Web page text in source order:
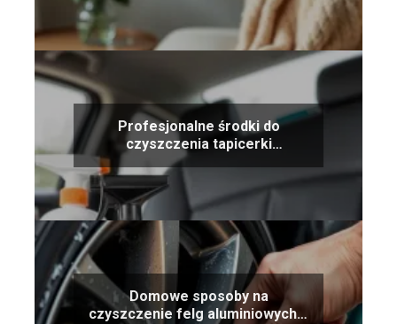
Profesjonalne środki do
czyszczenia tapicerki
samochodowej – ranking
produktów
Domowe sposoby na
czyszczenie felg aluminiowych –